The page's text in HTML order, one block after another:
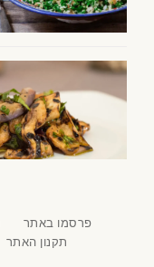
פרסמו באתר
תקנון האתר